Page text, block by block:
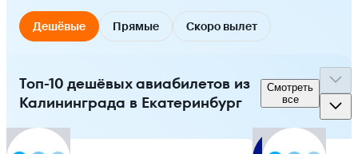
Дешёвые Прямые Скоро вылет
Топ-10 дешёвых авиабилетов из
Калининграда в Екатеринбург
Смотреть
все